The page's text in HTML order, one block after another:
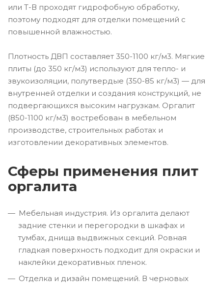
или Т-В проходят гидрофобную обработку,
поэтому подходят для отделки помещений с
повышенной влажностью.
Плотность ДВП составляет 350-1100 кг/м3. Мягкие
плиты (до 350 кг/м3) используют для тепло- и
звукоизоляции, полутвердые (350-85 кг/м3) — для
внутренней отделки и создания конструкций, не
подвергающихся высоким нагрузкам. Оргалит
(850-1100 кг/м3) востребован в мебельном
производстве, строительных работах и
изготовлении декоративных элементов.
Сферы применения плит
оргалита
Мебельная индустрия. Из оргалита делают
задние стенки и перегородки в шкафах и
тумбах, днища выдвижных секций. Ровная
гладкая поверхность подходит для окраски и
наклейки декоративных пленок.
Отделка и дизайн помещений. В черновых